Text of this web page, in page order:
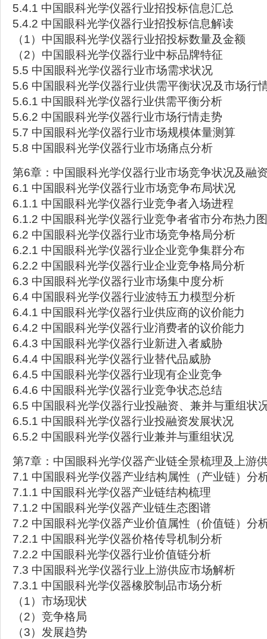
5.4.1 中国眼科光学仪器行业招投标信息汇总
5.4.2 中国眼科光学仪器行业招投标信息解读
（1）中国眼科光学仪器行业招投标数量及金额
（2）中国眼科光学仪器行业中标品牌特征
5.5 中国眼科光学仪器行业市场需求状况
5.6 中国眼科光学仪器行业供需平衡状况及市场行
5.6.1 中国眼科光学仪器行业供需平衡分析
5.6.2 中国眼科光学仪器行业市场行情走势
5.7 中国眼科光学仪器行业市场规模体量测算
5.8 中国眼科光学仪器行业市场痛点分析
第6章：中国眼科光学仪器行业市场竞争状况及融
6.1 中国眼科光学仪器行业市场竞争布局状况
6.1.1 中国眼科光学仪器行业竞争者入场进程
6.1.2 中国眼科光学仪器行业竞争者省市分布热力图
6.2 中国眼科光学仪器行业市场竞争格局分析
6.2.1 中国眼科光学仪器行业企业竞争集群分布
6.2.2 中国眼科光学仪器行业企业竞争格局分析
6.3 中国眼科光学仪器行业市场集中度分析
6.4 中国眼科光学仪器行业波特五力模型分析
6.4.1 中国眼科光学仪器行业供应商的议价能力
6.4.2 中国眼科光学仪器行业消费者的议价能力
6.4.3 中国眼科光学仪器行业新进入者威胁
6.4.4 中国眼科光学仪器行业替代品威胁
6.4.5 中国眼科光学仪器行业现有企业竞争
6.4.6 中国眼科光学仪器行业竞争状态总结
6.5 中国眼科光学仪器行业投融资、兼并与重组状
6.5.1 中国眼科光学仪器行业投融资发展状况
6.5.2 中国眼科光学仪器行业兼并与重组状况
第7章：中国眼科光学仪器产业链全景梳理及上游
7.1 中国眼科光学仪器产业结构属性（产业链）分
7.1.1 中国眼科光学仪器产业链结构梳理
7.1.2 中国眼科光学仪器产业链生态图谱
7.2 中国眼科光学仪器产业价值属性（价值链）分
7.2.1 中国眼科光学仪器价格传导机制分析
7.2.2 中国眼科光学仪器行业价值链分析
7.3 中国眼科光学仪器行业上游供应市场解析
7.3.1 中国眼科光学仪器橡胶制品市场分析
（1）市场现状
（2）竞争格局
（3）发展趋势